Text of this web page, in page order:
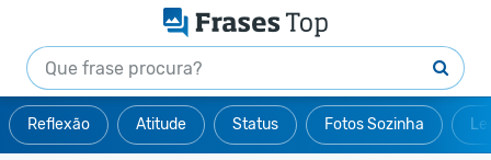
Reflexão Atitude Status Fotos Sozinha